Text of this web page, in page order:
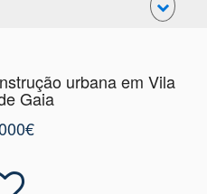
urbana em Vila
Gaia